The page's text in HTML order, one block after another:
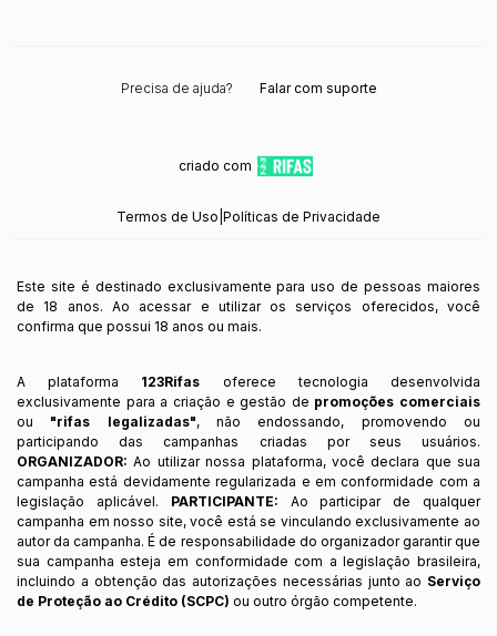
Precisa de ajuda? Falar com suporte
criado com
Termos de Uso Políticas de Privacidade
Este site é destinado exclusivamente para uso de pessoas maiores
de 18 anos. Ao acessar e utilizar os serviços oferecidos, você
confirma que possui 18 anos ou mais.
A plataforma 123Rifas oferece tecnologia desenvolvida
exclusivamente para a criação e gestão de promoções comerciais
ou "rifas legalizadas", não endossando, promovendo ou
participando das campanhas criadas por seus usuários.
ORGANIZADOR: Ao utilizar nossa plataforma, você declara que sua
campanha está devidamente regularizada e em conformidade com a
legislação aplicável. PARTICIPANTE: Ao participar de qualquer
campanha em nosso site, você está se vinculando exclusivamente ao
autor da campanha. É de responsabilidade do organizador garantir que
sua campanha esteja em conformidade com a legislação brasileira,
incluindo a obtenção das autorizações necessárias junto ao Serviço
de Proteção ao Crédito (SCPC) ou outro órgão competente.